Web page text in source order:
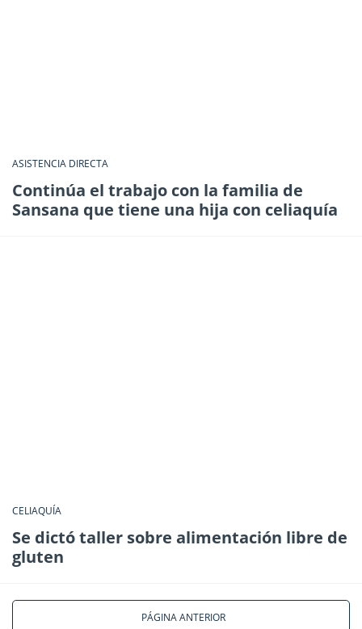
ASISTENCIA DIRECTA
Continúa el trabajo con la familia de
Sansana que tiene una hija con celiaquía
CELIAQUÍA
Se dictó taller sobre alimentación libre de
gluten
PÁGINA ANTERIOR